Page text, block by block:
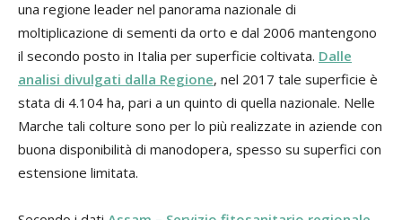
una regione leader nel panorama nazionale di
moltiplicazione di sementi da orto e dal 2006 mantengono
il secondo posto in Italia per superficie coltivata. Dalle
analisi divulgati dalla Regione, nel 2017 tale superficie è
stata di 4.104 ha, pari a un quinto di quella nazionale. Nelle
Marche tali colture sono per lo più realizzate in aziende con
buona disponibilità di manodopera, spesso su superfici con
estensione limitata.